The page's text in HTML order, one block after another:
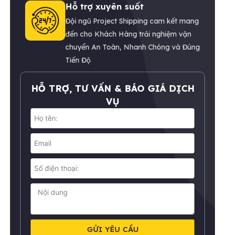
Hỗ trợ xuyên suốt
Đội ngũ Project Shipping cam kết mang
đến cho Khách Hàng trải nghiệm vận
chuyển An Toàn, Nhanh Chóng và Đúng
Tiến Độ
HỖ TRỢ, TƯ VẤN & BÁO GIÁ DỊCH
VỤ
GỬI YÊU CẦU